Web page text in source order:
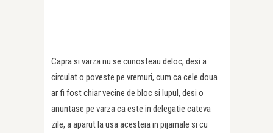
Capra si varza nu se cunosteau deloc, desi a
circulat o poveste pe vremuri, cum ca cele doua
ar fi fost chiar vecine de bloc si lupul, desi o
anuntase pe varza ca este in delegatie cateva
zile, a aparut la usa acesteia in pijamale si cu